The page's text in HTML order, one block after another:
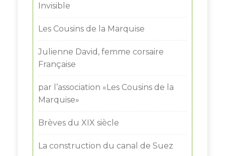
Invisible
Les Cousins de la Marquise
Julienne David, femme corsaire
Française
par l’association «Les Cousins de la
Marquise»
Brèves du XIX siècle
La construction du canal de Suez